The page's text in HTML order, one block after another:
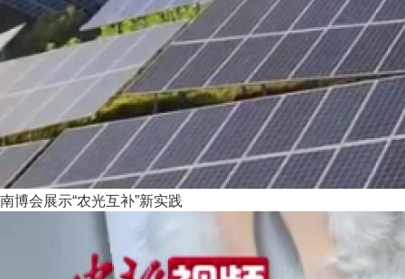
南博会展示“农光互补”新实践